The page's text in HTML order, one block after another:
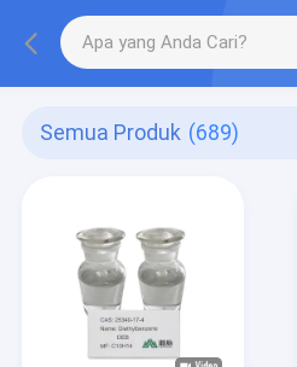
Semua Produk (689)